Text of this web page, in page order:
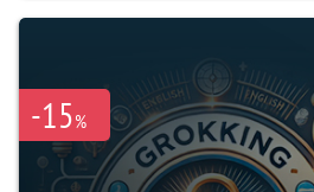
-15%